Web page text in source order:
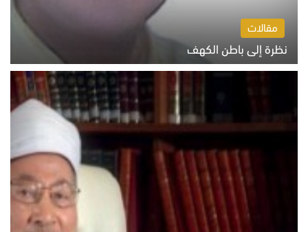
مقالات
نظرة إلى باطن الكهف
السبت 8 أغسطس 2026 11:04 ص